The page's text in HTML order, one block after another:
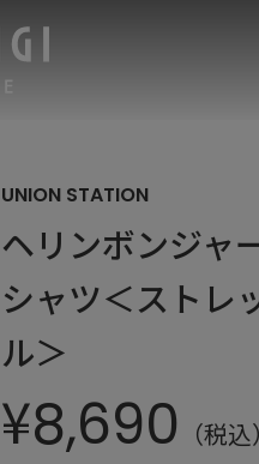
UNION STATION
ヘリンボンジャ
シャツ＜ストレ
ル＞
¥8,690 （税込）